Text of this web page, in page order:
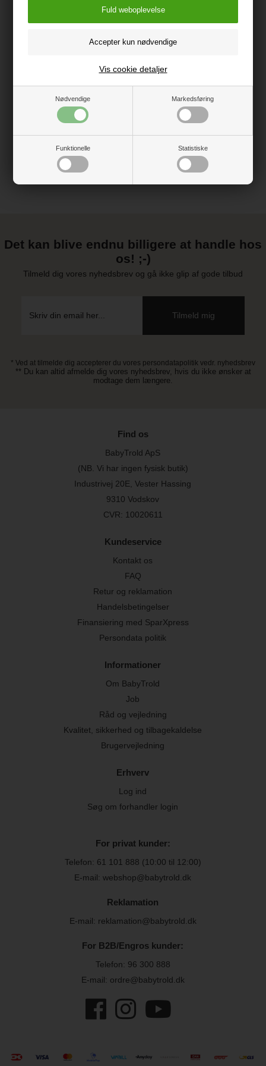
Nødvendige Markedsføring
Funktionelle Statistiske
Vis cookie detaljer
Vask: Håndvask i koldt vand
Vis alle specifikationer
Vejledning
Det kan blive endnu billigere at handle hos
os! ;-)
Tilmeld dig vores nyhedsbrev og gå ikke glip af gode tilbud
* Ved at tilmelde dig accepterer du vores persondatapolitik vedr. nyhedsbrev
** Du kan altid afmelde dig vores nyhedsbrev, hvis du ikke ønsker at
modtage dem længere.
Find os
BabyTrold ApS
(NB. Vi har ingen fysisk butik)
Industrivej 20E, Vester Hassing
9310 Vodskov
CVR: 10020611
Kundeservice
Kontakt os
FAQ
Retur og reklamation
Handelsbetingelser
Finansiering med SparXpress
Persondata politik
Informationer
Om BabyTrold
Job
Råd og vejledning
Kvalitet, sikkerhed og tilbagekaldelse
Brugervejledning
Erhverv
Log ind
Søg om forhandler login
For privat kunder:
Telefon: 61 101 888 (10:00 til 12:00)
E-mail: webshop@babytrold.dk
Reklamation
E-mail: reklamation@babytrold.dk
For B2B/Engros kunder:
Telefon: 96 300 888
E-mail: ordre@babytrold.dk